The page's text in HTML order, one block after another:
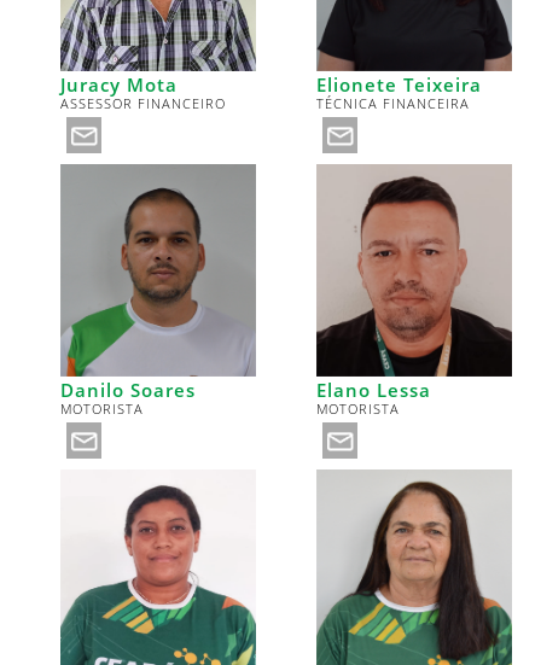
Juracy Mota
ASSESSOR FINANCEIRO
Elionete Teixeira
TÉCNICA FINANCEIRA
Danilo Soares
MOTORISTA
Elano Lessa
MOTORISTA